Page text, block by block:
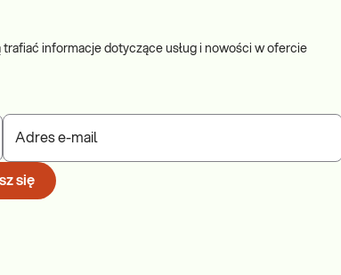
informacje dotyczące usług i nowości w ofercie
Adres e-mail
się